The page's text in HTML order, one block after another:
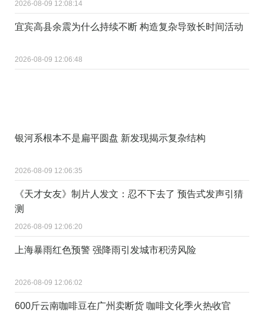
2026-08-09 12:08:14
宜宾高县余震为什么持续不断 构造复杂导致长时间活动
2026-08-09 12:06:48
银河系根本不是扁平圆盘 新发现揭示复杂结构
2026-08-09 12:06:35
《天才女友》制片人发文：忍不下去了 预告式发声引猜
测
2026-08-09 12:06:20
上海暴雨红色预警 强降雨引发城市积涝风险
2026-08-09 12:06:02
600斤云南咖啡豆在广州卖断货 咖啡文化季火热收官